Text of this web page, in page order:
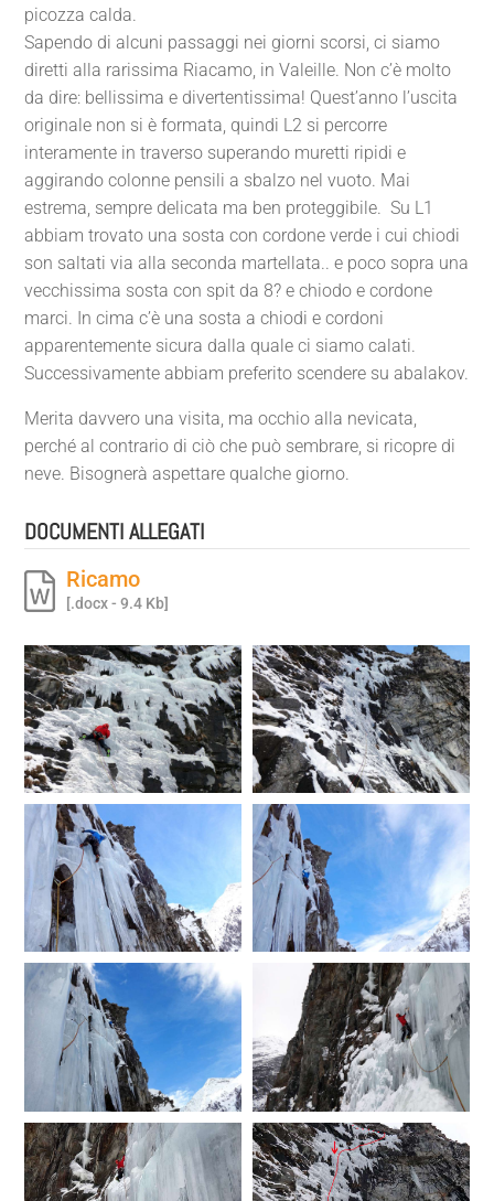
picozza calda.
Sapendo di alcuni passaggi nei giorni scorsi, ci siamo
diretti alla rarissima Riacamo, in Valeille. Non c’è molto
da dire: bellissima e divertentissima! Quest’anno l’uscita
originale non si è formata, quindi L2 si percorre
interamente in traverso superando muretti ripidi e
aggirando colonne pensili a sbalzo nel vuoto. Mai
estrema, sempre delicata ma ben proteggibile. Su L1
abbiam trovato una sosta con cordone verde i cui chiodi
son saltati via alla seconda martellata.. e poco sopra una
vecchissima sosta con spit da 8? e chiodo e cordone
marci. In cima c’è una sosta a chiodi e cordoni
apparentemente sicura dalla quale ci siamo calati.
Successivamente abbiam preferito scendere su abalakov.
Merita davvero una visita, ma occhio alla nevicata,
perché al contrario di ciò che può sembrare, si ricopre di
neve. Bisognerà aspettare qualche giorno.
DOCUMENTI ALLEGATI
Ricamo
[.docx - 9.4 Kb]